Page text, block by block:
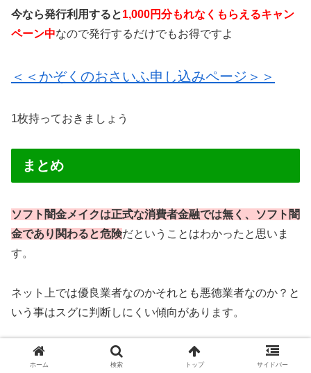
今なら発行利用すると1,000円分もれなくもらえるキャン
ペーン中なので発行するだけでもお得ですよ
＜＜かぞくのおさいふ申し込みページ＞＞
1枚持っておきましょう
まとめ
ソフト闇金メイクは正式な消費者金融では無く、ソフト闇
金であり関わると危険だということはわかったと思いま
す。
ネット上では優良業者なのかそれとも悪徳業者なのか？と
いう事はスグに判断しにくい傾向があります。
お金に困っている場合は冷静な判断力も低下しがちで、甘
ホーム 検索 トップ サイドバー